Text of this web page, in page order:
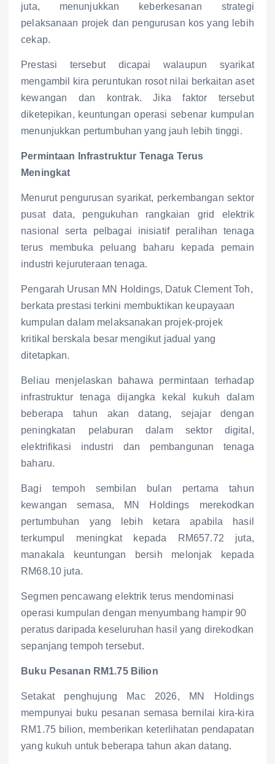
juta, menunjukkan keberkesanan strategi
pelaksanaan projek dan pengurusan kos yang lebih
cekap.
Prestasi tersebut dicapai walaupun syarikat
mengambil kira peruntukan rosot nilai berkaitan aset
kewangan dan kontrak. Jika faktor tersebut
diketepikan, keuntungan operasi sebenar kumpulan
menunjukkan pertumbuhan yang jauh lebih tinggi.
Permintaan Infrastruktur Tenaga Terus
Meningkat
Menurut pengurusan syarikat, perkembangan sektor
pusat data, pengukuhan rangkaian grid elektrik
nasional serta pelbagai inisiatif peralihan tenaga
terus membuka peluang baharu kepada pemain
industri kejuruteraan tenaga.
Pengarah Urusan MN Holdings, Datuk Clement Toh,
berkata prestasi terkini membuktikan keupayaan
kumpulan dalam melaksanakan projek-projek
kritikal berskala besar mengikut jadual yang
ditetapkan.
Beliau menjelaskan bahawa permintaan terhadap
infrastruktur tenaga dijangka kekal kukuh dalam
beberapa tahun akan datang, sejajar dengan
peningkatan pelaburan dalam sektor digital,
elektrifikasi industri dan pembangunan tenaga
baharu.
Bagi tempoh sembilan bulan pertama tahun
kewangan semasa, MN Holdings merekodkan
pertumbuhan yang lebih ketara apabila hasil
terkumpul meningkat kepada RM657.72 juta,
manakala keuntungan bersih melonjak kepada
RM68.10 juta.
Segmen pencawang elektrik terus mendominasi
operasi kumpulan dengan menyumbang hampir 90
peratus daripada keseluruhan hasil yang direkodkan
sepanjang tempoh tersebut.
Buku Pesanan RM1.75 Bilion
Setakat penghujung Mac 2026, MN Holdings
mempunyai buku pesanan semasa bernilai kira-kira
RM1.75 bilion, memberikan keterlihatan pendapatan
yang kukuh untuk beberapa tahun akan datang.